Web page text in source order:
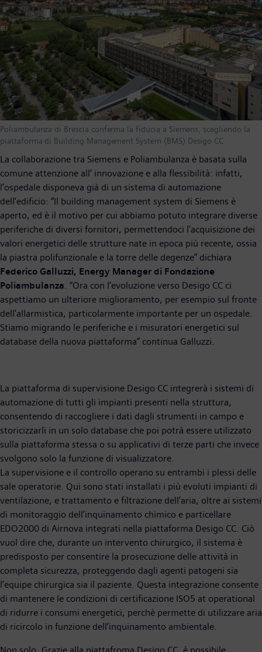
Poliambulanza di Brescia conferma la fiducia a Siemens, scegliendo la
piattaforma di Building Management System (BMS) Desigo CC
La collaborazione tra Siemens e Poliambulanza è basata sulla
comune attenzione all‘ innovazione e alla flessibilità: infatti,
l’ospedale disponeva già di un sistema di automazione
dell‘edificio: “Il building management system di Siemens è
aperto, ed è il motivo per cui abbiamo potuto integrare diverse
periferiche di diversi fornitori, permettendoci l’acquisizione dei
valori energetici delle strutture nate in epoca più recente, ossia
la piastra polifunzionale e la torre delle degenze” dichiara
Federico Galluzzi, Energy Manager di Fondazione
Poliambulanza . “Ora con l‘evoluzione verso Desigo CC ci
aspettiamo un ulteriore miglioramento, per esempio sul fronte
dell’allarmistica, particolarmente importante per un ospedale.
Stiamo migrando le periferiche e i misuratori energetici sul
database della nuova piattaforma” continua Galluzzi.
La piattaforma di supervisione Desigo CC integrerà i sistemi di
automazione di tutti gli impianti presenti nella struttura,
consentendo di raccogliere i dati dagli strumenti in campo e
storicizzarli in un solo database che poi potrà essere utilizzato
sulla piattaforma stessa o su applicativi di terze parti che invece
svolgono solo la funzione di visualizzatore.
La supervisione e il controllo operano su entrambi i plessi delle
sale operatorie. Qui sono stati installati i più evoluti impianti di
ventilazione, e trattamento e filtrazione dell’aria, oltre ai sistemi
di monitoraggio dell’inquinamento chimico e particellare
EDO2000 di Airnova integrati nella piattaforma Desigo CC. Ciò
vuol dire che, durante un intervento chirurgico, il sistema è
predisposto per consentire la prosecuzione delle attività in
completa sicurezza, proteggendo dagli agenti patogeni sia
l’equipe chirurgica sia il paziente. Questa integrazione consente
di mantenere le condizioni di certificazione ISO5 at operational
di ridurre i consumi energetici, perchè permette di utilizzare aria
di ricircolo in funzione dell’inquinamento ambientale.